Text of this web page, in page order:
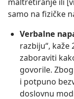
samo na fizičke
Verbalne
razbiju“, kaže
zaboraviti
govorile.
i potpuno
doslovnu